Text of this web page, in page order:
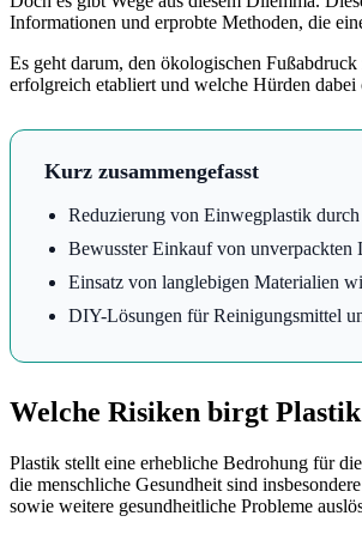
Informationen und erprobte Methoden, die
Es geht darum, den ökologischen
erfolgreich etabliert und welche Hürden dabei
Kurz zusammengefasst
Reduzierung von Einwegplastik
Bewusster Einkauf von
Einsatz von langlebigen Materialien
DIY-Lösungen für Reinigungsmittel
Welche Risiken birgt
Plastik stellt eine erhebliche Bedrohung für
die menschliche Gesundheit sind
sowie weitere gesundheitliche Probleme